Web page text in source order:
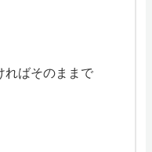
ればそのままで